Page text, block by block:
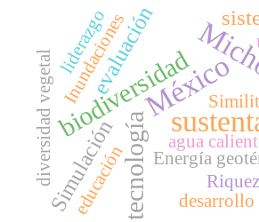
México
biodiversidad
tecnología
evaluación
Simulación
diversidad vegetal
agua
Energía
Inundaciones
liderazgo
educación desarrollo